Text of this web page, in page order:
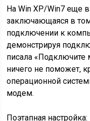
На Win XP/Win7 еще
заключающаяся в
подключении к
демонстрируя
писала «Подключите
ничего не поможет,
операционной
модем.
Поэтапная настройка: